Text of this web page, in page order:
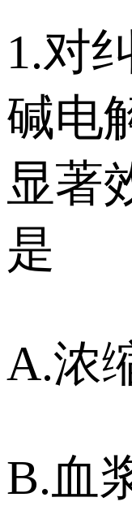
1.对
碱电
显著
是
A.浓
B.血